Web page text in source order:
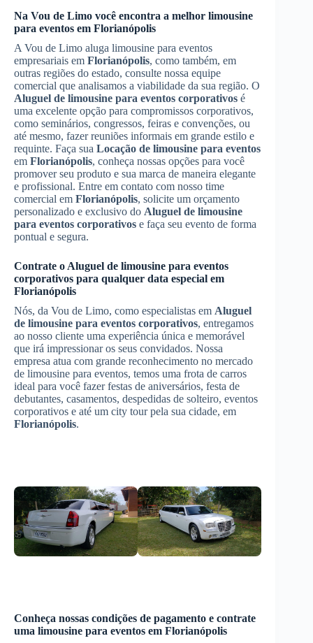
Na Vou de Limo você encontra a melhor limousine
para eventos em Florianópolis
A Vou de Limo aluga limousine para eventos
empresariais em Florianópolis, como também, em
outras regiões do estado, consulte nossa equipe
comercial que analisamos a viabilidade da sua região. O
Aluguel de limousine para eventos corporativos é
uma excelente opção para compromissos corporativos,
como seminários, congressos, feiras e convenções, ou
até mesmo, fazer reuniões informais em grande estilo e
requinte. Faça sua Locação de limousine para eventos
em Florianópolis, conheça nossas opções para você
promover seu produto e sua marca de maneira elegante
e profissional. Entre em contato com nosso time
comercial em Florianópolis, solicite um orçamento
personalizado e exclusivo do Aluguel de limousine
para eventos corporativos e faça seu evento de forma
pontual e segura.
Contrate o Aluguel de limousine para eventos
corporativos para qualquer data especial em
Florianópolis
Nós, da Vou de Limo, como especialistas em Aluguel
de limousine para eventos corporativos, entregamos
ao nosso cliente uma experiência única e memorável
que irá impressionar os seus convidados. Nossa
empresa atua com grande reconhecimento no mercado
de limousine para eventos, temos uma frota de carros
ideal para você fazer festas de aniversários, festa de
debutantes, casamentos, despedidas de solteiro, eventos
corporativos e até um city tour pela sua cidade, em
Florianópolis.
Conheça nossas condições de pagamento e contrate
uma limousine para eventos em Florianópolis